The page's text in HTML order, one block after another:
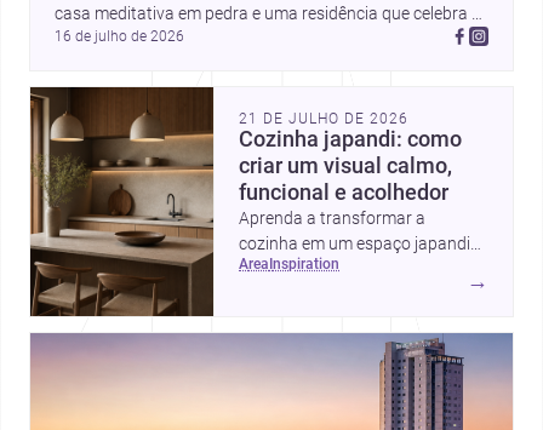
casa meditativa em pedra e uma residência que celebra a
luz em Newtown, a arquitetura segue conectando vida,
16 de julho de 2026
21 DE JULHO DE 2026
Cozinha japandi: como
criar um visual calmo,
funcional e acolhedor
Aprenda a transformar a
cozinha em um espaço japandi
com linhas limpas, materiais
naturais, cores suaves e detalhes
area inspiration
→